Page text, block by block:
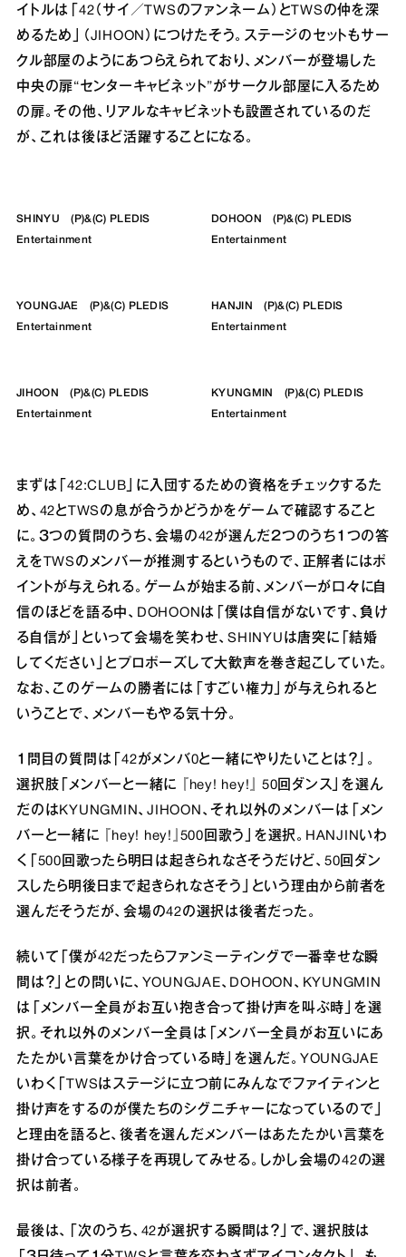
イトルは「42（サイ／TWSのファンネーム）とTWSの仲を深
めるため」（JIHOON）につけたそう。ステージのセットもサー
クル部屋のようにあつらえられており、メンバーが登場した
中央の扉“センターキャビネット”がサークル部屋に入るため
の扉。その他、リアルなキャビネットも設置されているのだ
が、これは後ほど活躍することになる。
SHINYU (P)&(C) PLEDIS
Entertainment
DOHOON (P)&(C) PLEDIS
Entertainment
YOUNGJAE (P)&(C) PLEDIS
Entertainment
HANJIN (P)&(C) PLEDIS
Entertainment
JIHOON (P)&(C) PLEDIS
Entertainment
KYUNGMIN (P)&(C) PLEDIS
Entertainment
まずは「42:CLUB」に入団するための資格をチェックするた
め、42とTWSの息が合うかどうかをゲームで確認すること
に。３つの質問のうち、会場の42が選んだ２つのうち１つの答
えをTWSのメンバーが推測するというもので、正解者にはポ
イントが与えられる。ゲームが始まる前、メンバーが口々に自
信のほどを語る中、DOHOONは「僕は自信がないです、負け
る自信が」といって会場を笑わせ、SHINYUは唐突に「結婚
してください」とプロポーズして大歓声を巻き起こしていた。
なお、このゲームの勝者には「すごい権力」が与えられると
いうことで、メンバーもやる気十分。
１問目の質問は「42がメンバ0と一緒にやりたいことは？」。
選択肢「メンバーと一緒に 『hey! hey!』 50回ダンス」を選ん
だのはKYUNGMIN、JIHOON、それ以外のメンバーは「メン
バーと一緒に 『hey! hey!』500️回歌う」を選択。HANJINいわ
く「500回歌ったら明日は起きられなさそうだけど、50回ダン
スしたら明後日まで起きられなさそう」という理由から前者を
選んだそうだが、会場の42の選択は後者だった。
続いて「僕が42だったらファンミーティングで一番幸せな瞬
間は？」との問いに、YOUNGJAE、DOHOON、KYUNGMIN
は「メンバー全員がお互い抱き合って掛け声を叫ぶ時」を選
択。それ以外のメンバー全員は「メンバー全員がお互いにあ
たたかい言葉をかけ合っている時」を選んだ。YOUNGJAE
いわく「TWSはステージに立つ前にみんなでファイティンと
掛け声をするのが僕たちのシグニチャーになっているので」
と理由を語ると、後者を選んだメンバーはあたたかい言葉を
掛け合っている様子を再現してみせる。しかし会場の42の選
択は前者。
最後は、「次のうち、42が選択する瞬間は？」で、選択肢は